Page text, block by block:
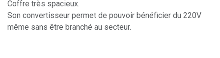
Coffre très spacieux.
Son convertisseur permet de pouvoir bénéficier du 220V
même sans être branché au secteur.